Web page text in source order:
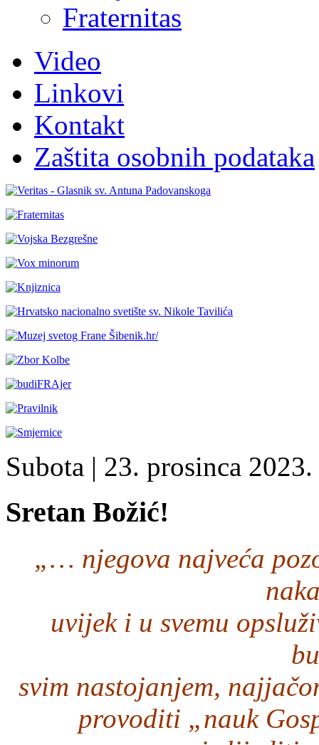
Fraternitas
Video
Linkovi
Kontakt
Zaštita osobnih podataka
Subota | 23. prosinca 2023.
Sretan Božić!
„… njegova najveća
uvijek i u svemu
svim nastojanjem,
provoditi „nauk